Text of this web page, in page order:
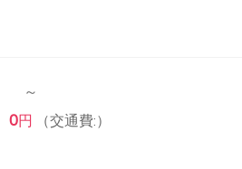
～
0円 （交通費:）